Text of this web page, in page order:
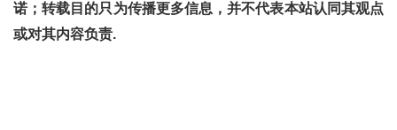
诺；转载目的只为传播更多信息，并不代表本站认同其观点
或对其内容负责.